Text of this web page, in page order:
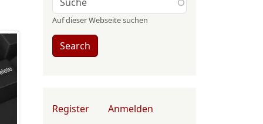
Auf dieser Webseite suchen
Search
User account menu
Register Anmelden